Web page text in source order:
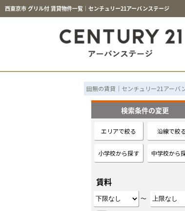
西東京市 グリル付 賃貸物件一覧｜センチュリー21アーバンステージ
田無の賃貸｜センチュリー21アーバ
検索条件の変更
エリアで絞る 沿線で絞る
小学校から探す 中学校から
賃料
～